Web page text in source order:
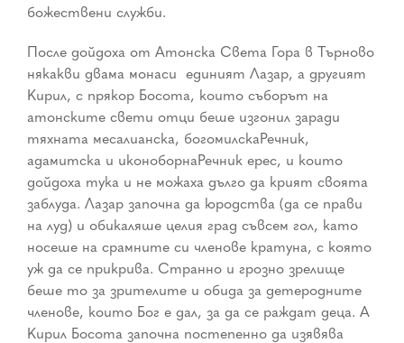
божествени служби.
После дойдоха от Атонска Света Гора в Търново
някакви двама монаси ­ единият Лазар, а другият
Кирил, с прякор Босота, които съборът на
атонските свети отци беше изгонил заради
тяхната месалианска, богомилскаРечник,
адамитска и иконоборнаРечник ерес, и които
дойдоха тука и не можаха дълго да крият своята
заблуда. Лазар започна да юродства (да се прави
на луд) и обикаляше целия град съвсем гол, като
носеше на срамните си членове кратуна, с която
уж да се прикрива. Странно и грозно зрелище
беше то за зрителите и обида за детеродните
членове, които Бог е дал, за да се раждат деца. А
Кирил Босота започна постепенно да изявява